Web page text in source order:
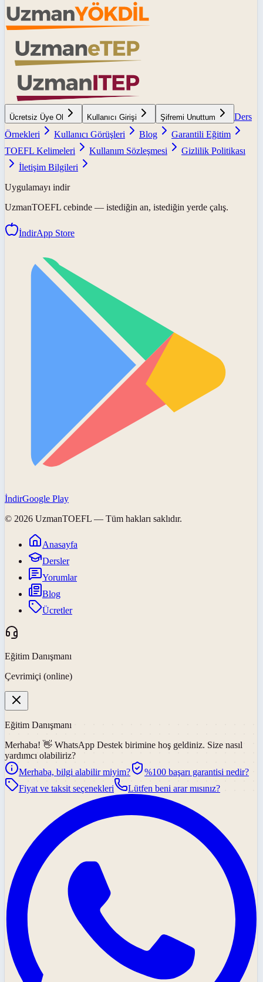
Ücretsiz Üye Ol Kullanıcı Girişi Şifremi Unuttum
Ders
Örnekleri
Kullanıcı Görüşleri Blog
Garantili Eğitim
TOEFL Kelimeleri
Kullanım Sözleşmesi
Gizlilik Politikası
İletişim Bilgileri
Uygulamayı indir
UzmanTOEFL cebinde — istediğin an, istediğin yerde çalış.
İndirApp Store
İndirGoogle Play
© 2026 UzmanTOEFL — Tüm hakları saklıdır.
Anasayfa
Dersler
Yorumlar
Blog
Ücretler
Eğitim Danışmanı
Çevrimiçi (online)
Eğitim Danışmanı
Merhaba! 👋 WhatsApp Destek birimine hoş geldiniz. Size nasıl
yardımcı olabiliriz?
Merhaba, bilgi alabilir miyim?
%100 başarı garantisi nedir?
Fiyat ve taksit seçenekleri
Lütfen beni arar mısınız?